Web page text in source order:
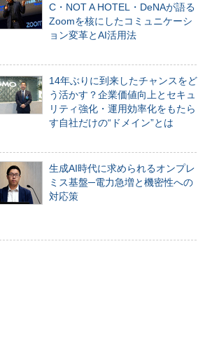
C・NOT A HOTEL・DeNAが語る
Zoomを核にしたコミュニケーシ
ョン変革とAI活用法
14年ぶりに到来したチャンスをど
う活かす？企業価値向上とセキュ
リティ強化・運用効率化をもたら
す自社だけの“ドメイン”とは
生成AI時代に求められるオンプレ
ミス基盤─電力急増と機密性への
対応策